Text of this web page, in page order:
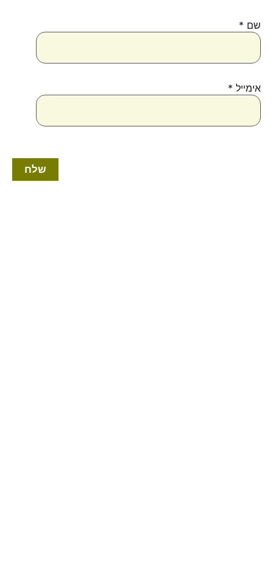
שם *
אימייל *